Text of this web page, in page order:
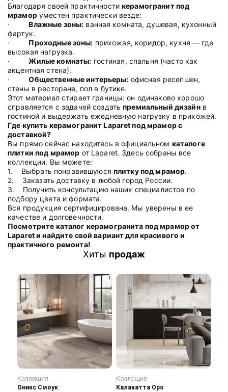
Благодаря своей практичностикерамогранит под
мраморуместен практически везде:
·Влажные зоны: ванная комната, душевая, кухонный
фартук.
· Проходные зоны: прихожая, коридор, кухня — где
высокая нагрузка.
· Жилые комнаты: гостиная, спальня (часто как
акцентная стена).
·Общественные интерьеры: офисная ресепшен,
стены в ресторане, пол в бутике.
Этот материал стирает границы: он одинаково хорошо
справляется с задачей создатьпремиальный дизайнв
гостиной и выдержать ежедневную нагрузку в прихожей.
Где купить керамогранит Laparet под мрамор с
доставкой?
Вы прямо сейчас находитесь в официальном каталоге
плитки под мрамор от Laparet. Здесь собраны все
коллекции. Вы можете:
1. Выбрать понравившуюся плитку под мрамор.
2. Заказать доставку в любой город России.
3. Получить консультацию наших специалистов по
подбору цвета и формата.
Вся продукция сертифицирована. Мы уверены в ее
качестве и долговечности.
Посмотрите каталог керамогранита под мрамор от
Laparet и найдите свой вариант для красивого и
практичного ремонта!
Хиты продаж
Коллекция
Оникс Смоук
Коллекция
Калакатта Оро